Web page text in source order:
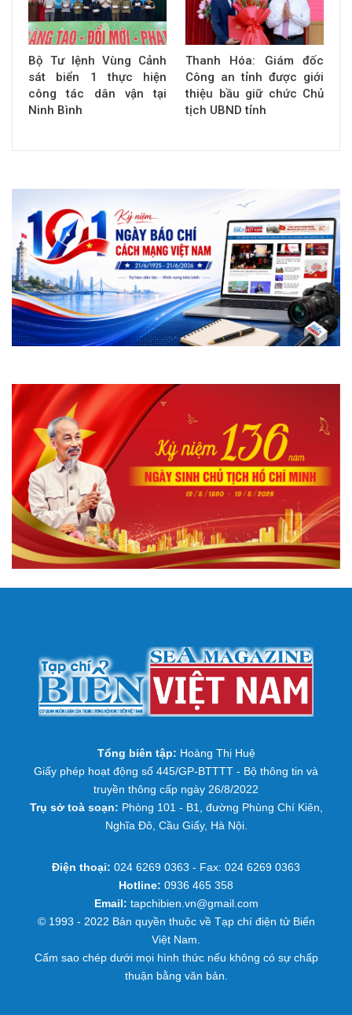
Bộ Tư lệnh Vùng Cảnh
sát biển 1 thực hiện
công tác dân vận tại
Ninh Bình
Thanh Hóa: Giám đốc
Công an tỉnh được giới
thiệu bầu giữ chức Chủ
tịch UBND tỉnh
Tổng biên tập: Hoàng Thị Huệ
Giấy phép hoạt động số 445/GP-BTTTT - Bộ thông tin và
truyền thông cấp ngày 26/8/2022
Trụ sở toà soạn: Phòng 101 - B1, đường Phùng Chí Kiên,
Nghĩa Đô, Cầu Giấy, Hà Nội.
Điện thoại: 024 6269 0363 - Fax: 024 6269 0363
Hotline: 0936 465 358
Email: tapchibien.vn@gmail.com
© 1993 - 2022 Bản quyền thuộc về Tạp chí điện tử Biển
Việt Nam.
Cấm sao chép dưới mọi hình thức nếu không có sự chấp
thuận bằng văn bản.